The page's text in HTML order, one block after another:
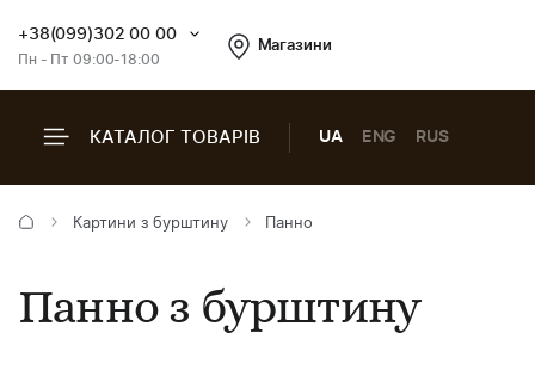
+38(099)302 00 00
Пн - Пт 09:00-18:00
Магазини
КАТАЛОГ ТОВАРІВ UA ENG RUS
Картини з бурштину Панно
Панно з бурштину